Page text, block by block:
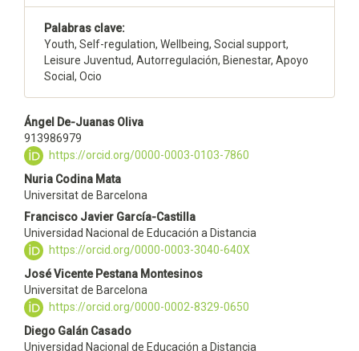
Palabras clave:
Youth, Self-regulation, Wellbeing, Social support,
Leisure Juventud, Autorregulación, Bienestar, Apoyo
Social, Ocio
Contenido
principal
del
artículo
Ángel De-Juanas Oliva
913986979
https://orcid.org/0000-0003-0103-7860
Nuria Codina Mata
Universitat de Barcelona
Francisco Javier García-Castilla
Universidad Nacional de Educación a Distancia
https://orcid.org/0000-0003-3040-640X
José Vicente Pestana Montesinos
Universitat de Barcelona
https://orcid.org/0000-0002-8329-0650
Diego Galán Casado
Universidad Nacional de Educación a Distancia